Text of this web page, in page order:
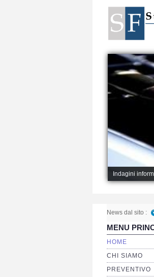
Indagini
News dal sito :
MENU
HOME
CHI SIAMO
PREVENTIVO